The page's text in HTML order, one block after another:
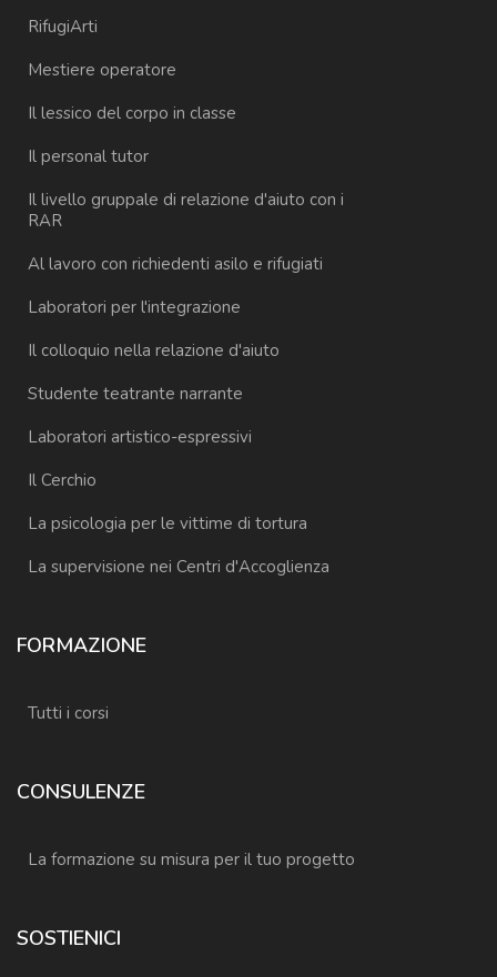
RifugiArti
Mestiere operatore
Il lessico del corpo in classe
Il personal tutor
Il livello gruppale di relazione d'aiuto con i
RAR
Al lavoro con richiedenti asilo e rifugiati
Laboratori per l'integrazione
Il colloquio nella relazione d'aiuto
Studente teatrante narrante
Laboratori artistico-espressivi
Il Cerchio
La psicologia per le vittime di tortura
La supervisione nei Centri d'Accoglienza
FORMAZIONE
Tutti i corsi
CONSULENZE
La formazione su misura per il tuo progetto
SOSTIENICI